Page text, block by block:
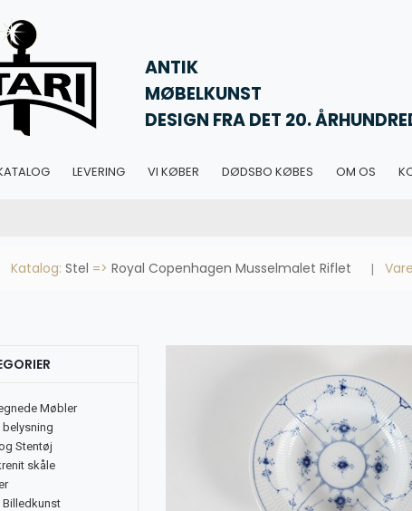
ANTIK
MØBELKUNST
DESIGN FRA DET 20.
LEVERING VI KØBER DØDSBO KØBES OM OS
Katalog: Stel => Royal Copenhagen Musselmalet Riflet
Møbler
Stentøj
skåle
Billedkunst